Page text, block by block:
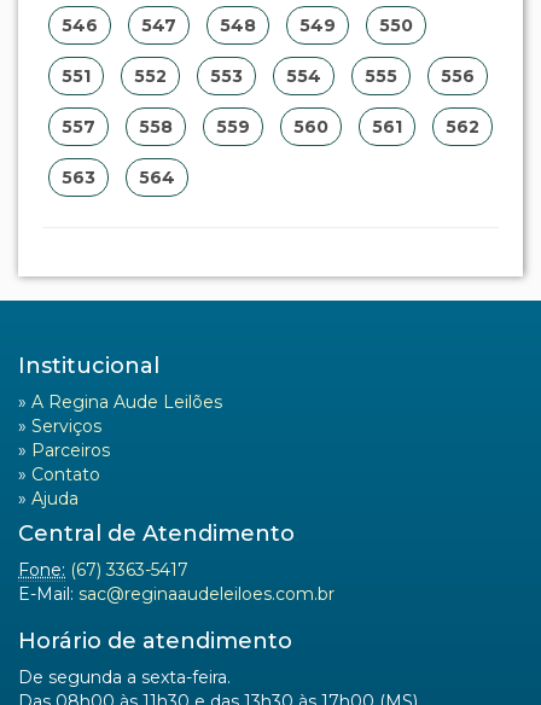
546 547 548 549 550
551 552 553 554 555 556
557 558 559 560 561 562
563 564
Institucional
» A Regina Aude Leilões
» Serviços
» Parceiros
» Contato
» Ajuda
Central de Atendimento
Fone: (67) 3363-5417
E-Mail: sac@reginaaudeleiloes.com.br
Horário de atendimento
De segunda a sexta-feira.